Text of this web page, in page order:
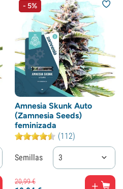
- 5%
Amnesia Skunk Auto
(Zamnesia Seeds)
feminizada
(112)
Semillas 3
20,99€